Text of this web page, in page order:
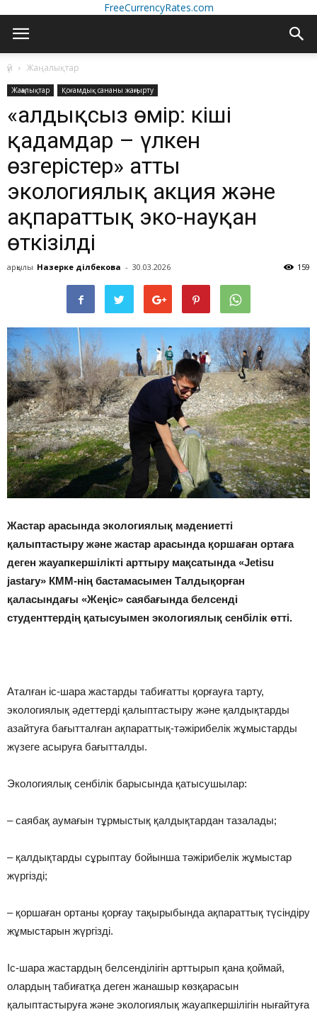
FreeCurrencyRates.com
үй Жаңалықтар
Жаңалықтар Қоғамдық сананы жаңғырту
«Қалдықсыз өмір: кіші
қадамдар – үлкен
өзгерістер» атты
экологиялық акция және
ақпараттық эко-науқан
өткізілді
арқылы Назерке Әділбекова - 30.03.2026 159
Жастар арасындаэкологиялық мәдениетті
қалыптастыру және жастар арасында қоршаған ортаға
деген жауапкершілікті арттыру мақсатында «Jetisu
jastary» КММ-нің бастамасымен Талдықорған
қаласындағы «Жеңіс» саябағында белсенді
студенттердің қатысуымен экологиялық сенбілік өтті.
Аталған іс-шара жастарды табиғатты қорғауға тарту,
экологиялық әдеттерді қалыптастыру және қалдықтарды
азайтуға бағытталған ақпараттық-тәжірибелік жұмыстарды
жүзеге асыруға бағытталды.
Экологиялық сенбілік барысында қатысушылар:
– саябақ аумағын тұрмыстық қалдықтардан тазалады;
– қалдықтарды сұрыптау бойынша тәжірибелік жұмыстар
жүргізді;
– қоршаған ортаны қорғау тақырыбында ақпараттық түсіндіру
жұмыстарын жүргізді.
Іс-шара жастардың белсенділігін арттырып қана қоймай,
олардың табиғатқа деген жанашыр көзқарасын
қалыптастыруға және экологиялық жауапкершілігін нығайтуға